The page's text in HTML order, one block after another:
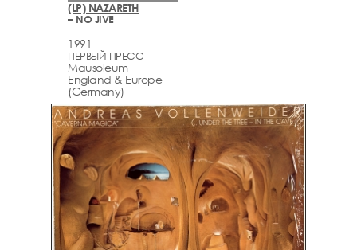
(LP) NAZARETH
– NO JIVE
1991
ПЕРВЫЙ ПРЕСС
Mausoleum
England & Europe
(Germany)